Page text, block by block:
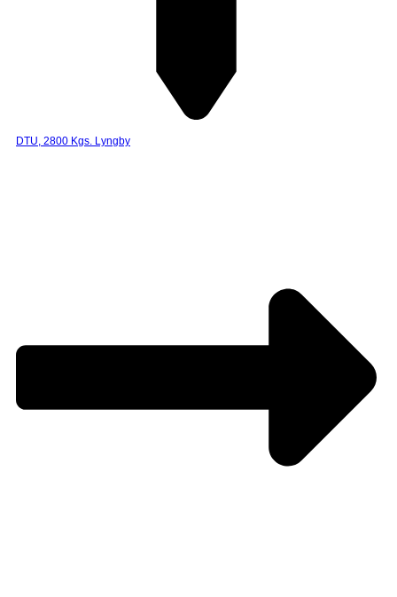
DTU, 2800 Kgs. Lyngby